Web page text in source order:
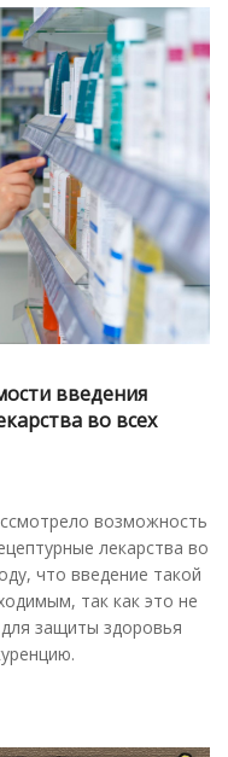
введения
во всех
возможность
лекарства во
что введение такой
так как это не
защиты здоровья